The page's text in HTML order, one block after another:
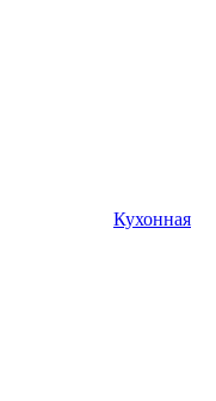
Кухонная